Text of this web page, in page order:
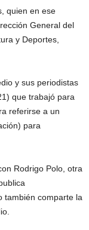
quien en ese
General del
y Deportes,
y sus periodistas
que trabajó para
referirse a un
para
Rodrigo Polo, otra
también comparte la